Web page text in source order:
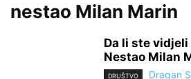
nestao Milan Marin
Da li ste
Nestao Milan
DRUŠTVO Dragan